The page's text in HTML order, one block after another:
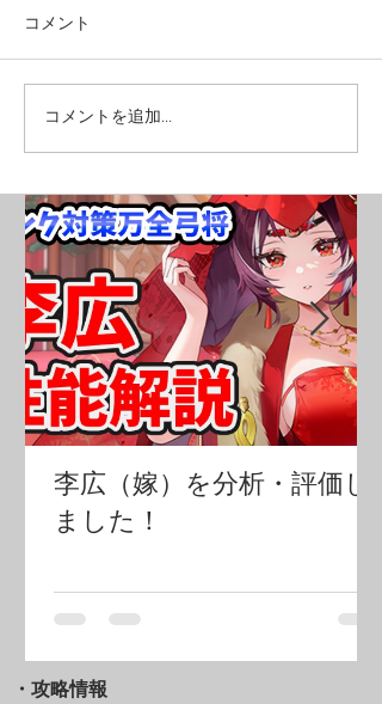
コメント
コメントを追加…
李広（嫁）を分析・評価し
ました！
・攻略情報